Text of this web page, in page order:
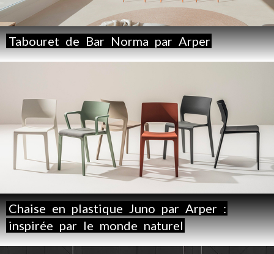
Tabouret de Bar Norma par Arper
Chaise en plastique Juno par Arper :
inspirée par le monde naturel